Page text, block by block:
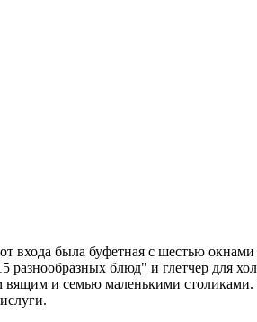
входа была буфетная с шестью
блюд" и глетчер для
и семью маленькими